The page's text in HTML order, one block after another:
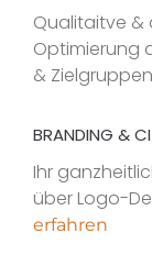
Qualitaitve
Optimierung
&
BRANDING & CI
Ihr
über Logo-
erfahren